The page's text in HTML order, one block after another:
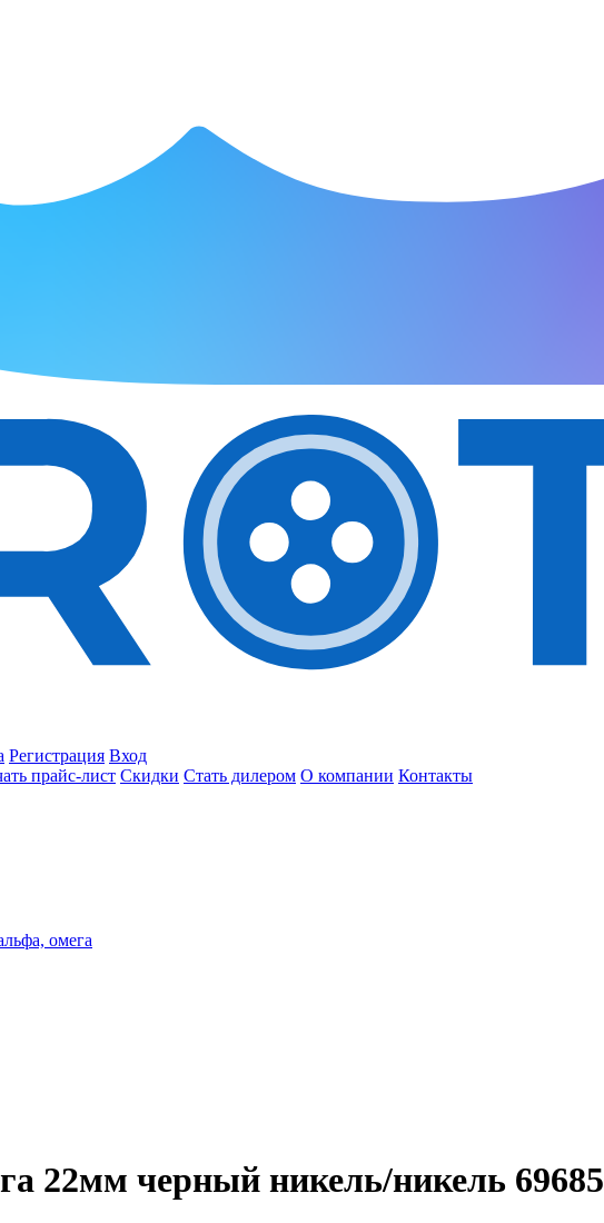
Регистрация Вход
прайс-лист Скидки Стать дилером О компании Контакты
омега
22мм черный никель/никель 69685